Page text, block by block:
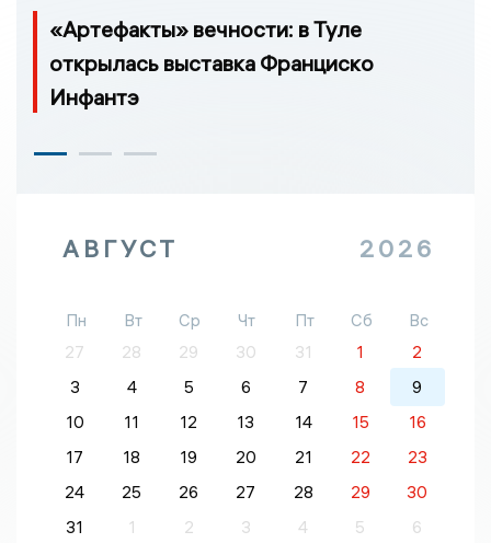
«Артефакты» вечности: в Туле
открылась выставка Франциско
Инфантэ
АВГУСТ 2026
Пн Вт Ср Чт Пт Сб
Вс
27
28 29 30 31 1
2
3
4 5 6 7 8
9
10
11 12 13 14 15
16
17
18 19 20 21 22
23
24
25 26 27 28 29
30
31
1 2 3 4 5 6